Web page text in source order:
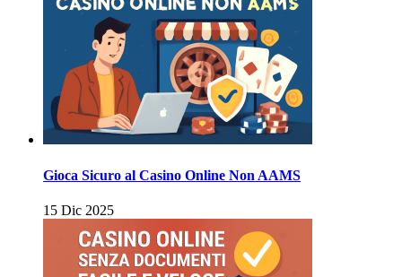
Gioca Sicuro al Casino Online Non AAMS
15 Dic 2025